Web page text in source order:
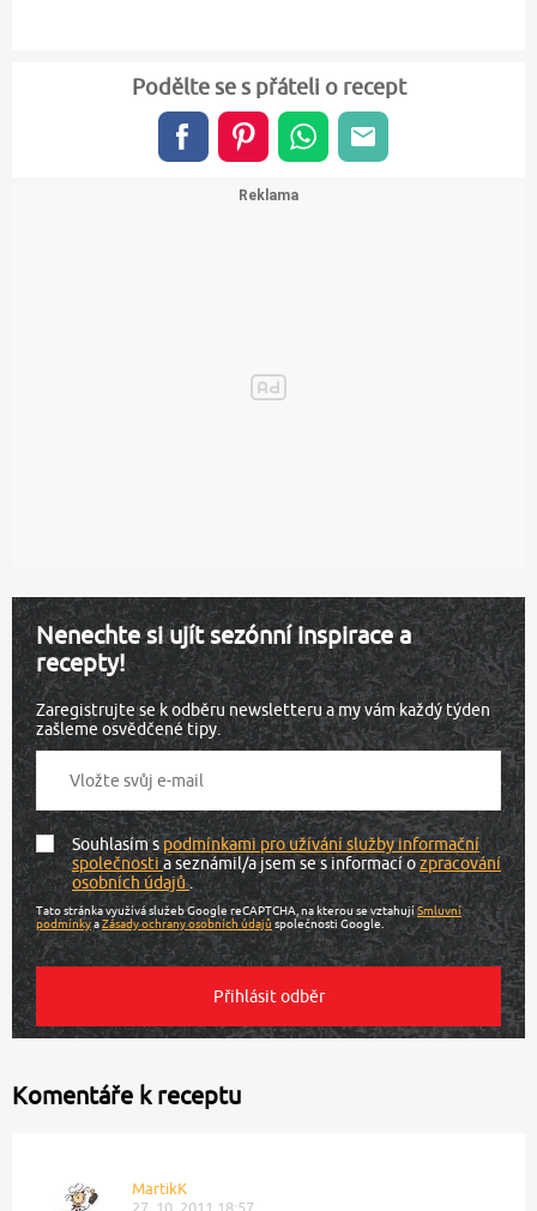
Podělte se s přáteli o recept
Nenechte si ujít sezónní inspirace a
recepty!
Zaregistrujte se k odběru newsletteru a my vám každý týden
zašleme osvědčené tipy.
Souhlasím spodmínkami pro užívání služby informační
společnostia seznámil/a jsem se s informací ozpracování
osobních údajů.
Tato stránka využívá služeb Google reCAPTCHA, na kterou se vztahujíSmluvní
podmínkyaZásady ochrany osobních údajů společnosti Google.
Komentáře k receptu
MartikK